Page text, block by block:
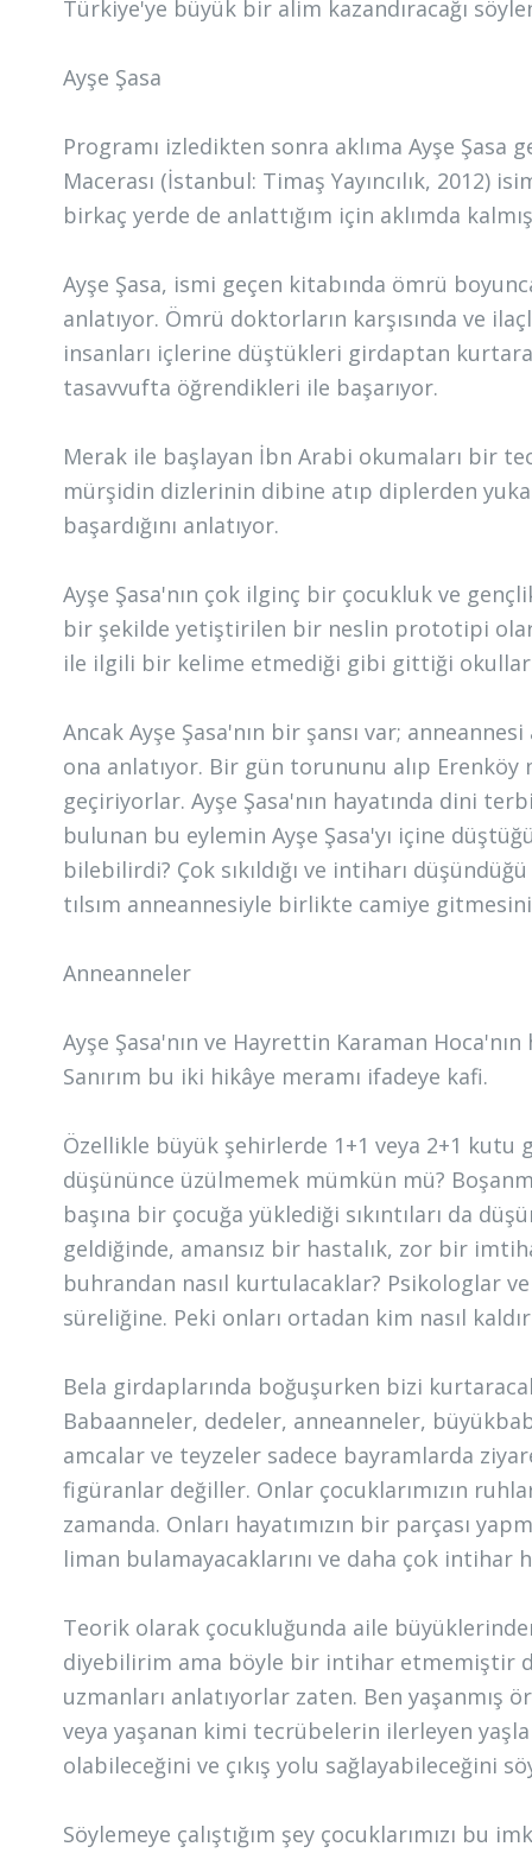
Türkiye'ye büyük bir alim kazandıracağı
Ayşe Şasa
Programı izledikten sonra aklıma Ayşe Şasa
Macerası (İstanbul: Timaş Yayıncılık, 2012)
birkaç yerde de anlattığım için aklımda
Ayşe Şasa, ismi geçen kitabında ömrü
anlatıyor. Ömrü doktorların karşısında ve
insanları içlerine düştükleri girdaptan
tasavvufta öğrendikleri ile başarıyor.
Merak ile başlayan İbn Arabi okumaları bir
mürşidin dizlerinin dibine atıp diplerden
başardığını anlatıyor.
Ayşe Şasa'nın çok ilginç bir çocukluk ve
bir şekilde yetiştirilen bir neslin prototipi
ile ilgili bir kelime etmediği gibi gittiği
Ancak Ayşe Şasa'nın bir şansı var;
ona anlatıyor. Bir gün torununu alıp
geçiriyorlar. Ayşe Şasa'nın hayatında dini
bulunan bu eylemin Ayşe Şasa'yı içine
bilebilirdi? Çok sıkıldığı ve intiharı
tılsım anneannesiyle birlikte camiye
Anneanneler
Ayşe Şasa'nın ve Hayrettin Karaman
Sanırım bu iki hikâye meramı ifadeye kafi.
Özellikle büyük şehirlerde 1+1 veya 2+1 kutu
düşününce üzülmemek mümkün mü?
başına bir çocuğa yüklediği sıkıntıları da
geldiğinde, amansız bir hastalık, zor bir
buhrandan nasıl kurtulacaklar? Psikologlar
süreliğine. Peki onları ortadan kim nasıl
Bela girdaplarında boğuşurken bizi
Babaanneler, dedeler, anneanneler,
amcalar ve teyzeler sadece bayramlarda
figüranlar değiller. Onlar çocuklarımızın
zamanda. Onları hayatımızın bir parçası
liman bulamayacaklarını ve daha çok intihar
Teorik olarak çocukluğunda aile
diyebilirim ama böyle bir intihar etmemiştir
uzmanları anlatıyorlar zaten. Ben yaşanmış
veya yaşanan kimi tecrübelerin ilerleyen
olabileceğini ve çıkış yolu sağlayabileceğini
Söylemeye çalıştığım şey çocuklarımızı bu